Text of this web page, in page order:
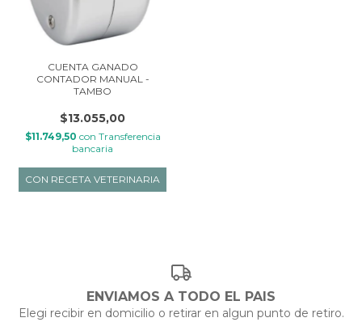
CUENTA GANADO
CONTADOR MANUAL -
TAMBO
$13.055,00
$11.749,50 con Transferencia
bancaria
ENVIAMOS A TODO EL PAIS
Elegi recibir en domicilio o retirar en algun punto de retiro.